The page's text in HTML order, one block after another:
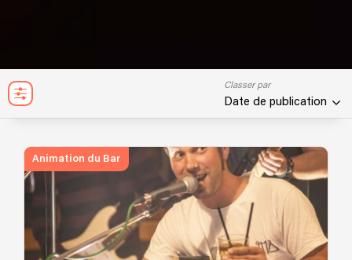
Classer par
Date de publication
Animation du Bar